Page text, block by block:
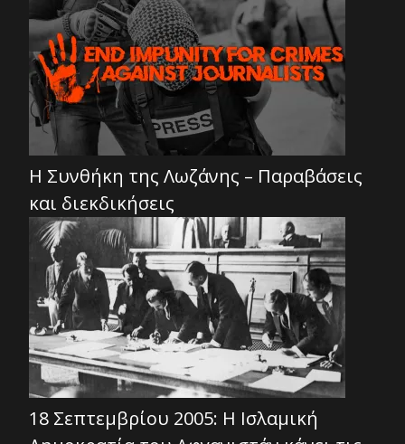
Η Συνθήκη της Λωζάνης – Παραβάσεις
και διεκδικήσεις
18 Σεπτεμβρίου 2005: Η Ισλαμική